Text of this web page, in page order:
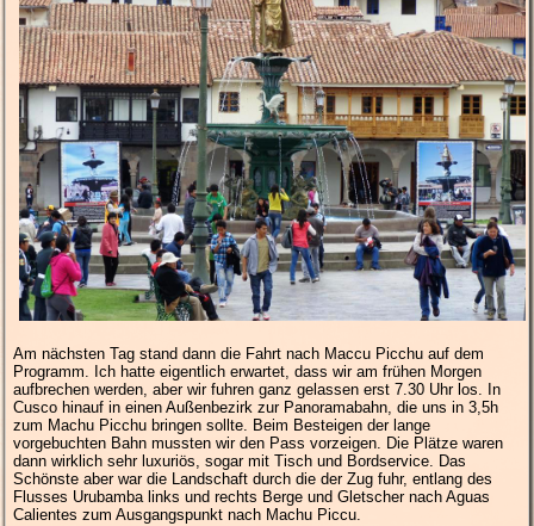
Am nächsten Tag stand dann die Fahrt nach Maccu Picchu auf dem
Programm. Ich hatte eigentlich erwartet, dass wir am frühen Morgen
aufbrechen werden, aber wir fuhren ganz gelassen erst 7.30 Uhr los. In
Cusco hinauf in einen Außenbezirk zur Panoramabahn, die uns in 3,5h
zum Machu Picchu bringen sollte. Beim Besteigen der lange
vorgebuchten Bahn mussten wir den Pass vorzeigen. Die Plätze waren
dann wirklich sehr luxuriös, sogar mit Tisch und Bordservice. Das
Schönste aber war die Landschaft durch die der Zug fuhr, entlang des
Flusses Urubamba links und rechts Berge und Gletscher nach Aguas
Calientes zum Ausgangspunkt nach Machu Piccu.